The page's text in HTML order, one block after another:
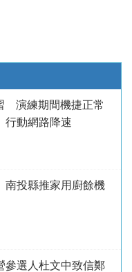
演練期間機捷正常
行動網路降速
投縣推家用廚餘機
選人杜文中致信鄭